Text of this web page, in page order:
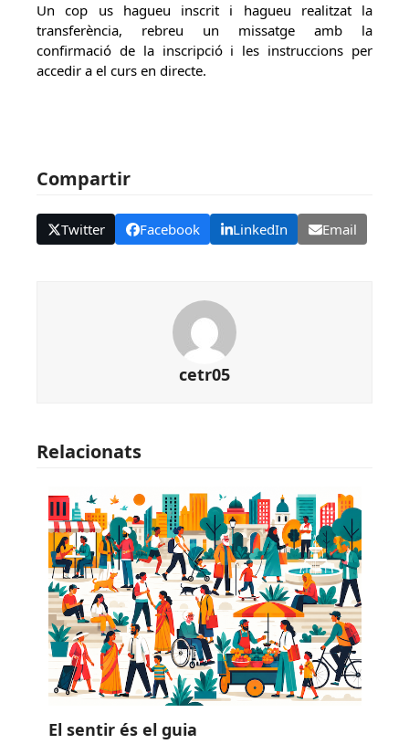
Un cop us hagueu inscrit i hagueu realitzat la
transferència, rebreu un missatge amb la
confirmació de la inscripció i les instruccions per
accedir a el curs en directe.
Compartir
Twitter Facebook LinkedIn Email
cetr05
Relacionats
El sentir és el guia